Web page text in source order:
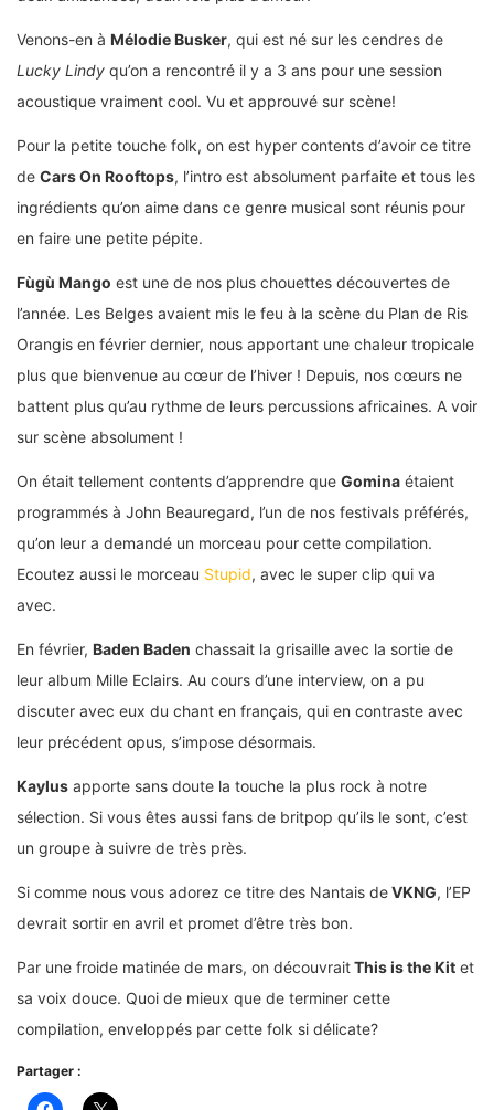
Venons-en à Mélodie Busker, qui est né sur les cendres de
Lucky Lindy qu’on a rencontré il y a 3 ans pour une session
acoustique vraiment cool. Vu et approuvé sur scène!
Pour la petite touche folk, on est hyper contents d’avoir ce titre
de Cars On Rooftops, l’intro est absolument parfaite et tous les
ingrédients qu’on aime dans ce genre musical sont réunis pour
en faire une petite pépite.
Fùgù Mango est une de nos plus chouettes découvertes de
l’année. Les Belges avaient mis le feu à la scène du Plan de Ris
Orangis en février dernier, nous apportant une chaleur tropicale
plus que bienvenue au cœur de l’hiver ! Depuis, nos cœurs ne
battent plus qu’au rythme de leurs percussions africaines. A voir
sur scène absolument !
On était tellement contents d’apprendre que Gomina étaient
programmés à John Beauregard, l’un de nos festivals préférés,
qu’on leur a demandé un morceau pour cette compilation.
Ecoutez aussi le morceau Stupid, avec le super clip qui va
avec.
En février, Baden Baden chassait la grisaille avec la sortie de
leur album Mille Eclairs. Au cours d’une interview, on a pu
discuter avec eux du chant en français, qui en contraste avec
leur précédent opus, s’impose désormais.
Kaylus apporte sans doute la touche la plus rock à notre
sélection. Si vous êtes aussi fans de britpop qu’ils le sont, c’est
un groupe à suivre de très près.
Si comme nous vous adorez ce titre des Nantais deVKNG, l’EP
devrait sortir en avril et promet d’être très bon.
Par une froide matinée de mars, on découvraitThis is the Kit et
sa voix douce. Quoi de mieux que de terminer cette
compilation, enveloppés par cette folk si délicate?
Partager :